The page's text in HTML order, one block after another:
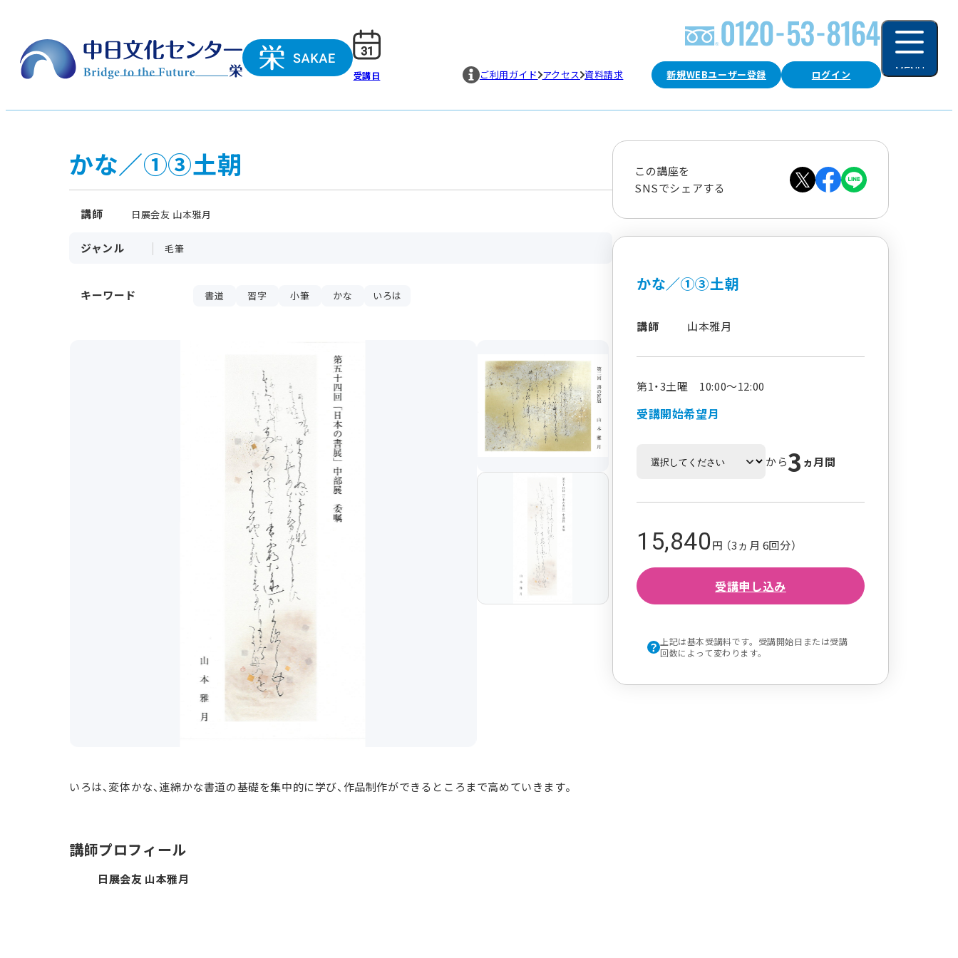
受講日 新規WEBユーザー登録 ログイン
ご利用ガイド アクセス 資料請求 MENU
かな／①③土朝
講師 日展会友 山本雅月
ジャンル 毛筆
キーワード 書道 習字 小筆 かな いろは
いろは、変体かな、連綿かな書道の基礎を集中的に学び、作品制作ができるところまで高めていきます。
講師プロフィール
日展会友 山本雅月
この講座を
SNSでシェアする
かな／①③土朝
講師 山本雅月
第1・3土曜 10:00～12:00
受講開始希望月
から3 ヵ月間
15,840円 （3ヵ月 6回分）
受講申し込み
上記は基本受講料です。受講開始日または受講
回数によって変わります。